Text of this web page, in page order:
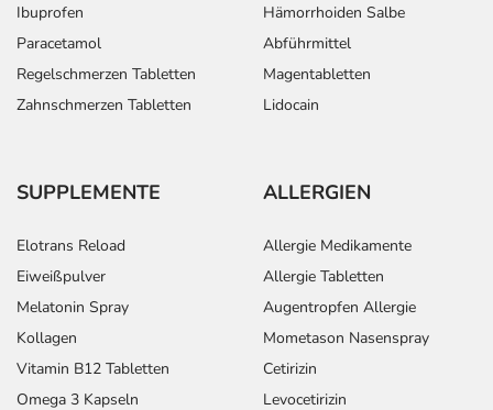
Ibuprofen
Paracetamol
Regelschmerzen Tabletten
Zahnschmerzen Tabletten
Hämorrhoiden Salbe
Abführmittel
Magentabletten
Lidocain
SUPPLEMENTE
Elotrans Reload
Eiweißpulver
Melatonin Spray
Kollagen
Vitamin B12 Tabletten
Omega 3 Kapseln
ALLERGIEN
Allergie Medikamente
Allergie Tabletten
Augentropfen Allergie
Mometason Nasenspray
Cetirizin
Levocetirizin